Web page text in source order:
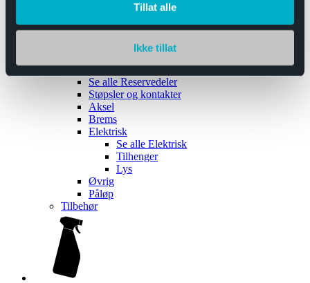
Tillat alle
Ikke tillat
Båthengere
Reservedeler
Se alle Reservedeler
Støpsler og kontakter
Aksel
Brems
Elektrisk
Se alle Elektrisk
Tilhenger
Lys
Øvrig
Påløp
Tilbehør